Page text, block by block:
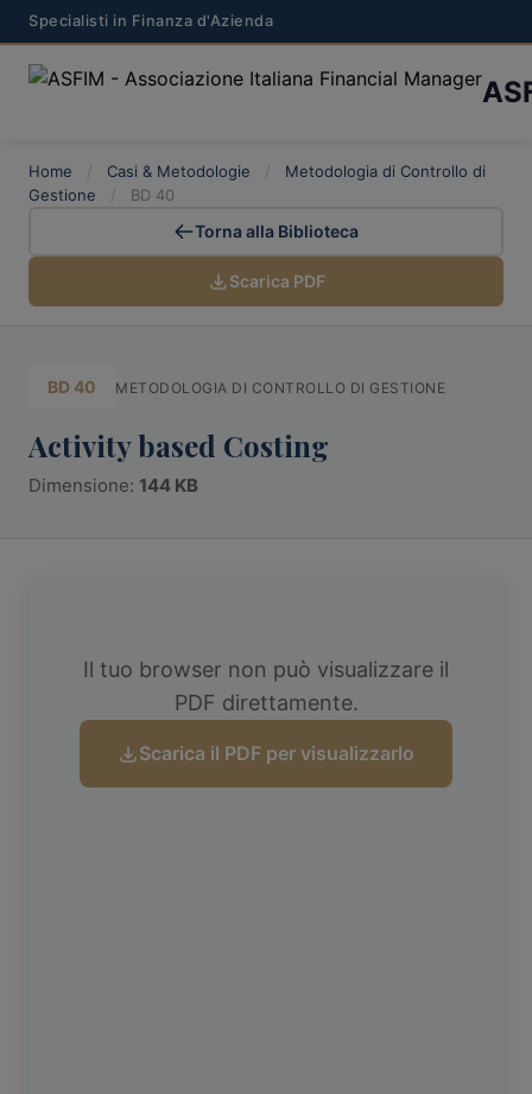
Specialisti in Finanza d'Azienda
Home / Casi & Metodologie /
Metodologia di Controllo di
Gestione
/ BD 40
Torna alla Biblioteca
Scarica PDF
BD 40 METODOLOGIA DI CONTROLLO DI GESTIONE
Activity based Costing
Dimensione: 144 KB
Il tuo browser non può visualizzare il
PDF direttamente.
Scarica il PDF per visualizzarlo